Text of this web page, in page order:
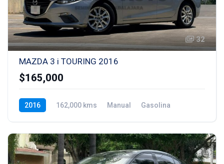
32
MAZDA 3 i TOURING 2016
$165,000
2016 162,000 kms Manual Gasolina